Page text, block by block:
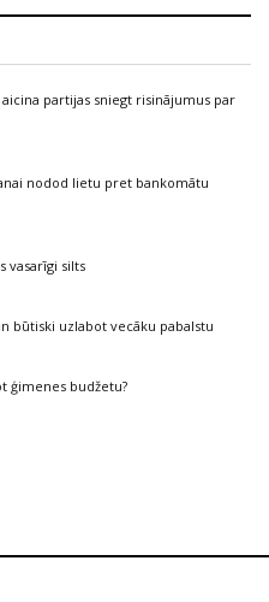
partijas sniegt risinājumus par
nodod lietu pret bankomātu
vasarīgi silts
būtiski uzlabot vecāku pabalstu
ģimenes budžetu?